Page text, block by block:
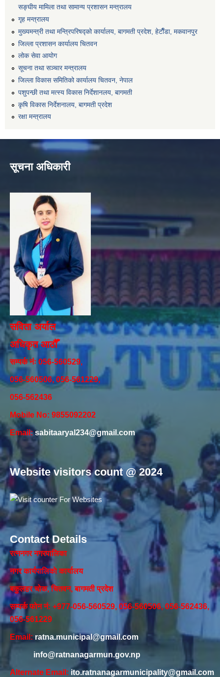
सङ्‍घीय मामिला तथा सामान्य प्रशासन मन्त्रालय
गृह मन्त्रालय
मुख्यमन्त्री तथा मन्त्रिपरिषद्को कार्यालय, बागमती प्रदेश, हेटाैँडा, मकवानपुर
जिल्ला प्रशासन कार्यालय चितवन
लोक सेवा आयोग
सूचना तथा सञ्चार मन्त्रालय
जिल्ला विकास समितिको कार्यालय चितवन, नेपाल
पशुपन्छी तथा मत्स्य विकास निर्देशानलय, बागमती
कृषि विकास निर्देशनालय, बागमती प्रदेश
रक्षा मन्त्रालय
सूचना अधिकारी
सविता अर्याल
अधिकृत आठौँ
सम्पर्क नंः 056-560529,
056-560506, 056-561229,
056-562436
Mobile No: 9855092202
Email:sabitaaryal234@gmail.com
Website visitors count @ 2024
Contact Details
रत्ननगर नगरपालिका
नगर कार्यपालिकाे कार्यालय‍
बकुलहर चोक, चितवन, बागमती प्रदेश
सम्पर्क फोन नं: +977-056-560529, 056-560506, 056-562436,
056-561229
Email:ratna.municipal@gmail.com
info@ratnanagarmun.gov.np
Alternate Email: ito.ratnanagarmunicipality@gmail.com